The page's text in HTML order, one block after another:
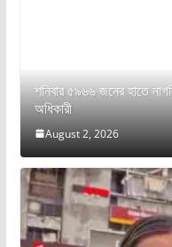
শনিবার ৫৯৬৬ জনের হাতে
অধিকারী
August 2, 2026